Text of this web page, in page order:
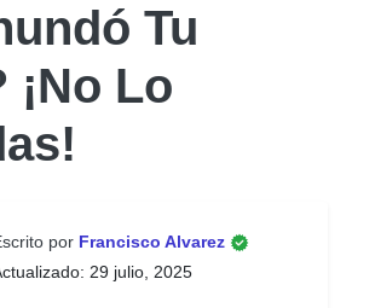
Tu
¡No Lo
por Francisco Alvarez
29 julio, 2025